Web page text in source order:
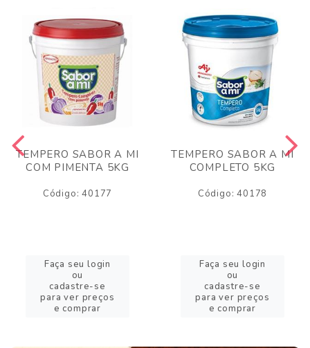
TEMPERO SABOR A MI
COM PIMENTA 5KG
Código: 40177
Faça seu login
ou
cadastre-se
para ver preços
e comprar
TEMPERO SABOR A MI
COMPLETO 5KG
Código: 40178
Faça seu login
ou
cadastre-se
para ver preços
e comprar